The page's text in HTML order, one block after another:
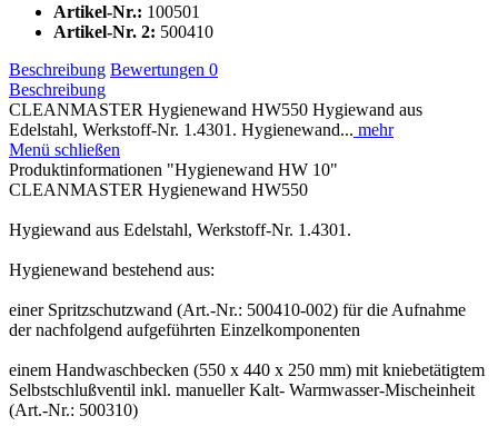
Artikel-Nr.: 100501
Artikel-Nr. 2: 500410
Beschreibung Bewertungen 0
Beschreibung
CLEANMASTER Hygienewand HW550 Hygiewand aus
Edelstahl, Werkstoff-Nr. 1.4301. Hygienewand... mehr
Menü schließen
Produktinformationen "Hygienewand HW 10"
CLEANMASTER Hygienewand HW550
Hygiewand aus Edelstahl, Werkstoff-Nr. 1.4301.
Hygienewand bestehend aus:
einer Spritzschutzwand (Art.-Nr.: 500410-002) für die Aufnahme
der nachfolgend aufgeführten Einzelkomponenten
einem Handwaschbecken (550 x 440 x 250 mm) mit kniebetätigtem
Selbstschlußventil inkl. manueller Kalt- Warmwasser-Mischeinheit
(Art.-Nr.: 500310)